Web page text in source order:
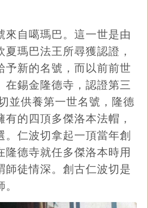
來自噶瑪巴。這一世是由
夏瑪巴法王所尋獲認證，
予新的名號，而以前前世
在錫金隆德寺，認證第三
並供養第一世名號，隆德
有的四頂多傑洛本法帽，
。仁波切拿起一頂當年創
隆德寺就任多傑洛本時用
師徒情深。創古仁波切是